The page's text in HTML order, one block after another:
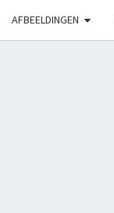
AFBEELDINGEN